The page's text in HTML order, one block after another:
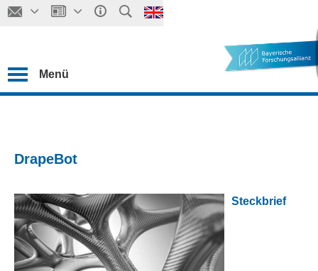
Menü
DrapeBot
Steckbrief